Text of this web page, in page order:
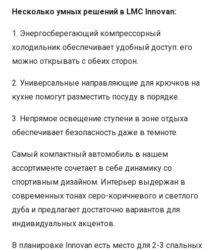
Несколько умных решений в LMC Innovan:
1. Энергосберегающий компрессорный
холодильник обеспечивает удобный доступ: его
можно открывать с обеих сторон.
2. Универсальные направляющие для крючков на
кухне помогут разместить посуду в порядке.
3. Непрямое освещение ступени в зоне отдыха
обеспечивает безопасность даже в темноте.
Самый компактный автомобиль в нашем
ассортименте сочетает в себе динамику со
спортивным дизайном. Интерьер выдержан в
современных тонах серо-коричневого и светлого
дуба и предлагает достаточно вариантов для
индивидуальных акцентов.
В планировке Innovan есть место для 2-3 спальных